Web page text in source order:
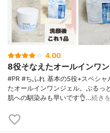
4.00
8役そなえたオールインワ
#PR #ちふれ 基本の5役+スペシャ
たオールインワンジェル。ぷるっ
肌への馴染みも早いです👌…続き